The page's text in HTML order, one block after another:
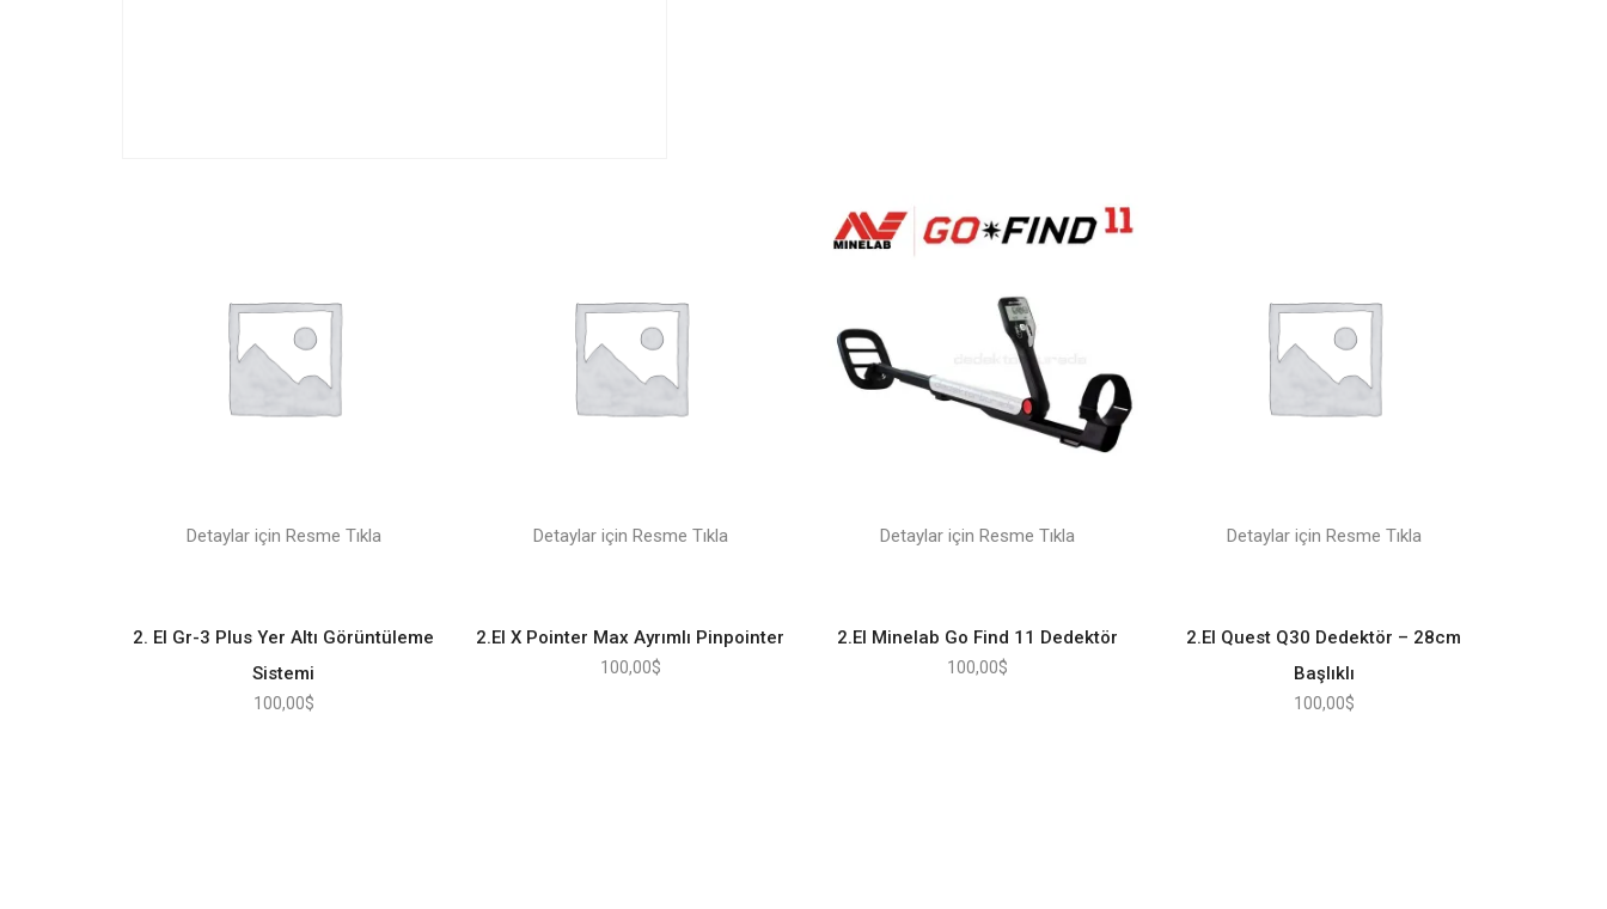
Detaylar için Resme Tıkla
2. El Gr-3 Plus Yer Altı Görüntüleme
Sistemi
100,00$
Detaylar için Resme Tıkla
2.El X Pointer Max Ayrımlı Pinpointer
100,00$
Detaylar için Resme Tıkla
2.El Minelab Go Find 11 Dedektör
100,00$
Detaylar için Resme Tıkla
2.El Quest Q30 Dedektör – 28cm
Başlıklı
100,00$